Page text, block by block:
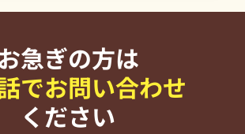
急ぎの方は
でお問い合わせ
ください